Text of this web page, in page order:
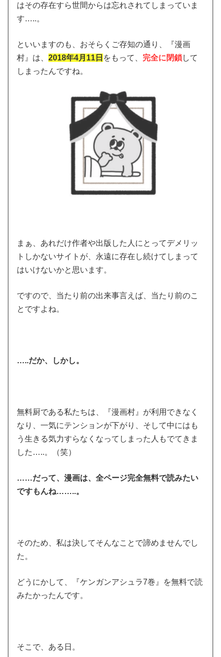
はその存在すら世間からは忘れされてしまっていま
す…..。
といいますのも、おそらくご存知の通り、『漫画
村』は、2018年4月11日 をもって、 完全に閉鎖して
しまったんですね。
まぁ、あれだけ作者や出版した人にとってデメリッ
トしかないサイトが、永遠に存在し続けてしまって
はいけないかと思います。
ですので、当たり前の出来事言えば、当たり前のこ
とですよね。
…..だか、しかし。
無料厨である私たちは、『漫画村』が利用できなく
なり、一気にテンションが下がり、そして中にはも
う生きる気力すらなくなってしまった人もでてきま
した…..。（笑）
……だって、漫画は、全ページ完全無料で読みたい
ですもんね……..。
そのため、私は決してそんなことで諦めませんでし
た。
どうにかして、『ケンガンアシュラ7巻』を無料で読
みたかったんです。
そこで、ある日。